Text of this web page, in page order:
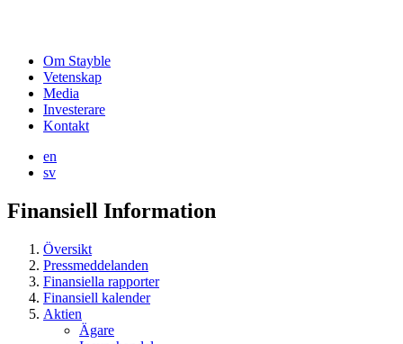
Om Stayble
Vetenskap
Media
Investerare
Kontakt
en
sv
Finansiell Information
Översikt
Pressmeddelanden
Finansiella rapporter
Finansiell kalender
Aktien
Ägare